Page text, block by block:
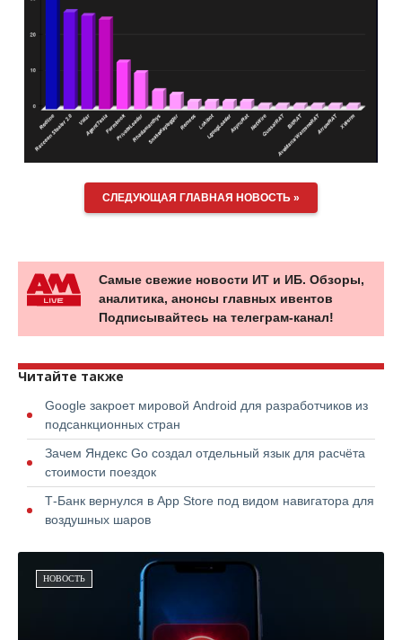
СЛЕДУЮЩАЯ ГЛАВНАЯ НОВОСТЬ »
Самые свежие новости ИТ и ИБ. Обзоры,
аналитика, анонсы главных ивентов
Подписывайтесь на телеграм-канал!
Читайте также
Google закроет мировой Android для разработчиков из
подсанкционных стран
Зачем Яндекс Go создал отдельный язык для расчёта
стоимости поездок
Т-Банк вернулся в App Store под видом навигатора для
воздушных шаров
НОВОСТЬ